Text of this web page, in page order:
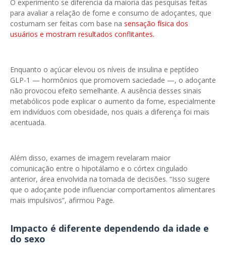
O experimento se diferencia da maioria das pesquisas feitas
para avaliar a relação de fome e consumo de adoçantes, que
costumam ser feitas com base na sensação física dos
usuários e mostram resultados conflitantes.
Enquanto o açúcar elevou os níveis de insulina e peptídeo
GLP-1 — hormônios que promovem saciedade —, o adoçante
não provocou efeito semelhante. A ausência desses sinais
metabólicos pode explicar o aumento da fome, especialmente
em indivíduos com obesidade, nos quais a diferença foi mais
acentuada.
Além disso, exames de imagem revelaram maior
comunicação entre o hipotálamo e o córtex cingulado
anterior, área envolvida na tomada de decisões. “Isso sugere
que o adoçante pode influenciar comportamentos alimentares
mais impulsivos”, afirmou Page.
Impacto é diferente dependendo da idade e
do sexo